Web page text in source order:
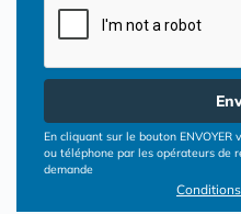
En cliquant sur le bouton ENVOYER
ou téléphone par les opérateurs de
demande